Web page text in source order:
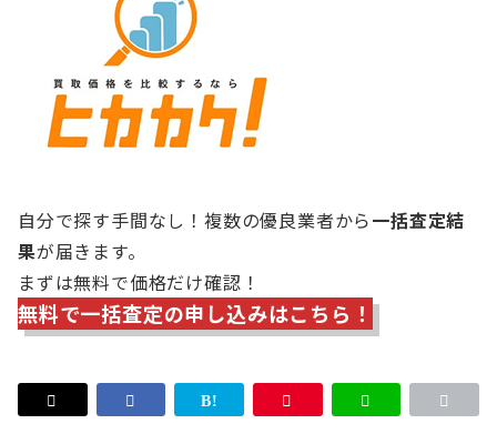
自分で探す手間なし！複数の優良業者から一括査定結
果が届きます。
まずは無料で価格だけ確認！
無料で一括査定の申し込みはこちら！